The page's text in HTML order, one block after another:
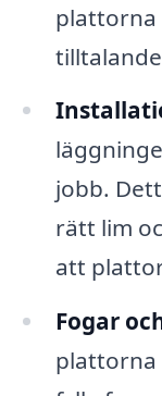
plattorna
jobb.
rätt lim
att
Fogar
plattorna